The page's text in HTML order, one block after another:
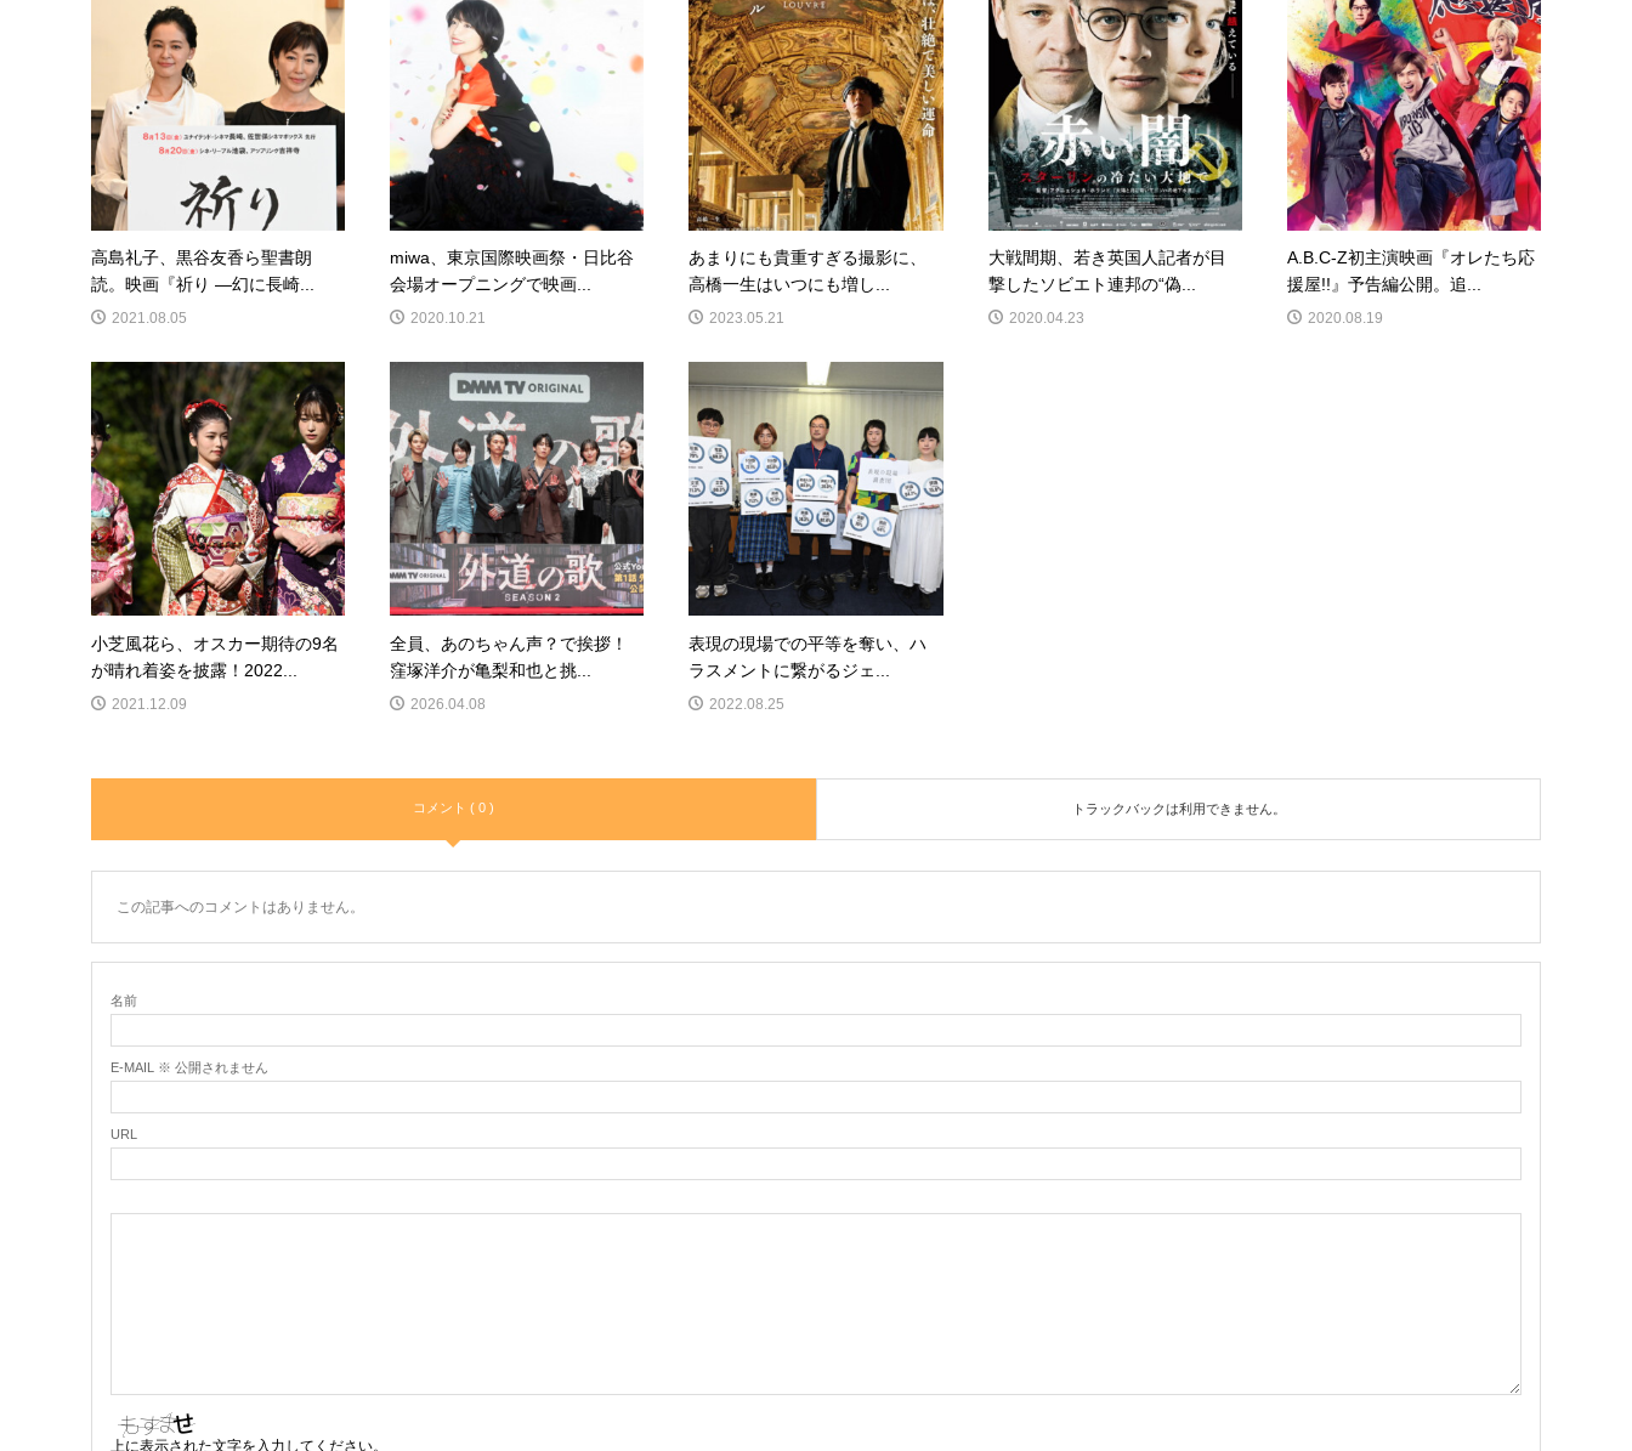
高島礼子、黒谷友香ら聖書朗
読。映画『祈り ―幻に長崎...
2021.08.05
miwa、東京国際映画祭・日比谷
会場オープニングで映画...
2020.10.21
あまりにも貴重すぎる撮影に、
高橋一生はいつにも増し...
2023.05.21
大戦間期、若き英国人記者が目
撃したソビエト連邦の“偽...
2020.04.23
A.B.C-Z初主演映画『オレたち応
援屋!!』予告編公開。追...
2020.08.19
小芝風花ら、オスカー期待の9名
が晴れ着姿を披露！2022...
2021.12.09
全員、あのちゃん声？で挨拶！
窪塚洋介が亀梨和也と挑...
2026.04.08
表現の現場での平等を奪い、ハ
ラスメントに繋がるジェ...
2022.08.25
コメント ( 0 ) トラックバックは利用できません。
この記事へのコメントはありません。
名前
E-MAIL ※ 公開されません
URL
上に表示された文字を入力してください。